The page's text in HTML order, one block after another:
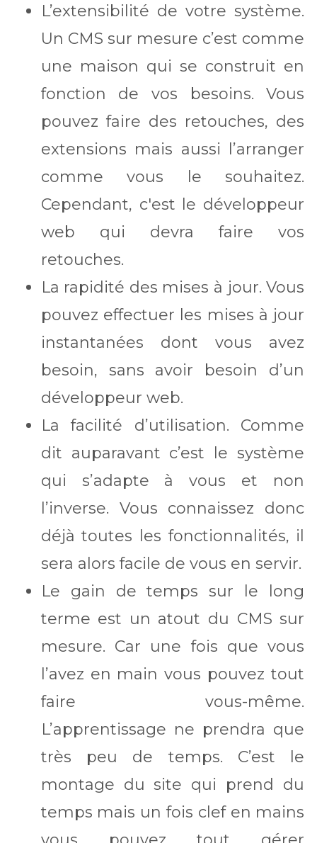
L’extensibilité de votre système.
Un CMS sur mesure c’est comme
une maison qui se construit en
fonction de vos besoins. Vous
pouvez faire des retouches, des
extensions mais aussi l’arranger
comme vous le souhaitez.
Cependant, c'est le développeur
web qui devra faire vos
retouches.
La rapidité des mises à jour. Vous
pouvez effectuer les mises à jour
instantanées dont vous avez
besoin, sans avoir besoin d’un
développeur web.
La facilité d’utilisation. Comme
dit auparavant c’est le système
qui s’adapte à vous et non
l’inverse. Vous connaissez donc
déjà toutes les fonctionnalités, il
sera alors facile de vous en servir.
Le gain de temps sur le long
terme est un atout du CMS sur
mesure. Car une fois que vous
l’avez en main vous pouvez tout
faire vous-même.
L’apprentissage ne prendra que
très peu de temps. C’est le
montage du site qui prend du
temps mais un fois clef en mains